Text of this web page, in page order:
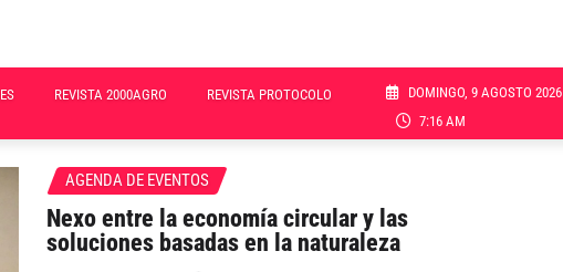
REVISTA 2000AGRO REVISTA PROTOCOLO
DOMINGO, 9 AGOSTO 2026
7:16 AM
AGENDA DE EVENTOS
Nexo entre la economía circular y las
soluciones basadas en la naturaleza